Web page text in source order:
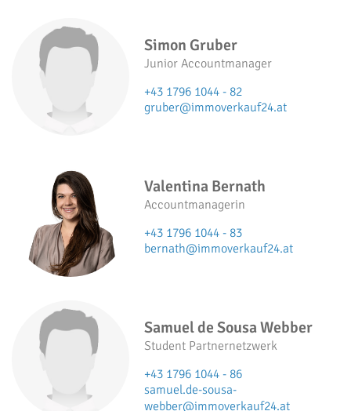
Simon Gruber
Junior Accountmanager
+43 1796 1044 - 82
gruber@immoverkauf24.at
Valentina Bernath
Accountmanagerin
+43 1796 1044 - 83
bernath@immoverkauf24.at
Samuel de Sousa Webber
Student Partnernetzwerk
+43 1796 1044 - 86
samuel.de-sousa-
webber@immoverkauf24.at